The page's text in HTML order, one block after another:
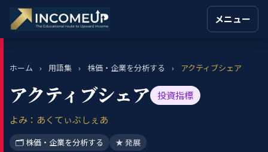
メニュー
ホーム › 用語集 › 株価・企業を分析する › アクティブシェア
アクティブシェア
投資指標
よみ：あくてぃぶしぇあ
🗂 株価・企業を分析する ★ 発展